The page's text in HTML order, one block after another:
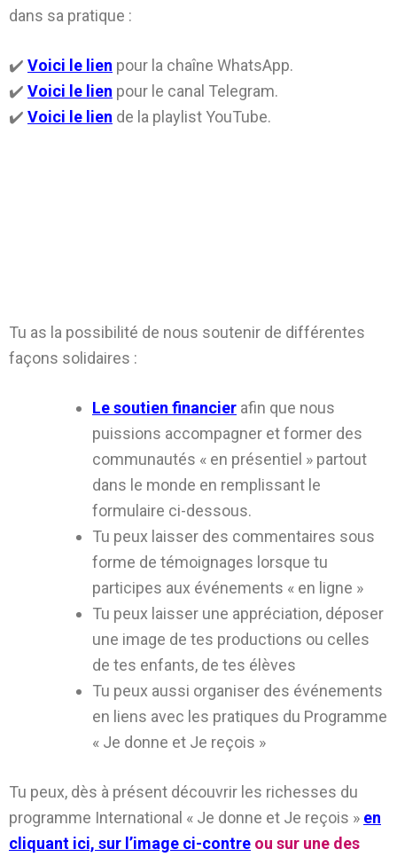
dans sa pratique :
✔️ Voici le lien pour la chaîne WhatsApp.
✔️ Voici le lien pour le canal Telegram.
✔️ Voici le lien de la playlist YouTube.
Tu as la possibilité de nous soutenir de différentes
façons solidaires :
Le soutien financier afin que nous
puissions accompagner et former des
communautés « en présentiel » partout
dans le monde en remplissant le
formulaire ci-dessous.
Tu peux laisser des commentaires sous
forme de témoignages lorsque tu
participes aux événements « en ligne »
Tu peux laisser une appréciation, déposer
une image de tes productions ou celles
de tes enfants, de tes élèves
Tu peux aussi organiser des événements
en liens avec les pratiques du Programme
« Je donne et Je reçois »
Tu peux, dès à présent découvrir les richesses du
programme International « Je donne et Je reçois » en
cliquant ici, sur l’image ci-contre ou sur une des